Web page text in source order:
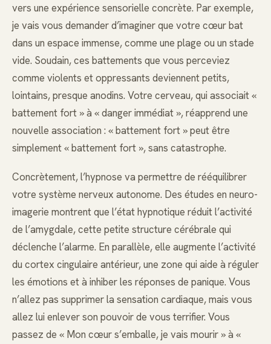
vers une expérience sensorielle concrète. Par exemple,
je vais vous demander d’imaginer que votre cœur bat
dans un espace immense, comme une plage ou un stade
vide. Soudain, ces battements que vous perceviez
comme violents et oppressants deviennent petits,
lointains, presque anodins. Votre cerveau, qui associait «
battement fort » à « danger immédiat », réapprend une
nouvelle association : « battement fort » peut être
simplement « battement fort », sans catastrophe.
Concrètement, l’hypnose va permettre de rééquilibrer
votre système nerveux autonome. Des études en neuro-
imagerie montrent que l’état hypnotique réduit l’activité
de l’amygdale, cette petite structure cérébrale qui
déclenche l’alarme. En parallèle, elle augmente l’activité
du cortex cingulaire antérieur, une zone qui aide à réguler
les émotions et à inhiber les réponses de panique. Vous
n’allez pas supprimer la sensation cardiaque, mais vous
allez lui enlever son pouvoir de vous terrifier. Vous
passez de « Mon cœur s’emballe, je vais mourir » à «